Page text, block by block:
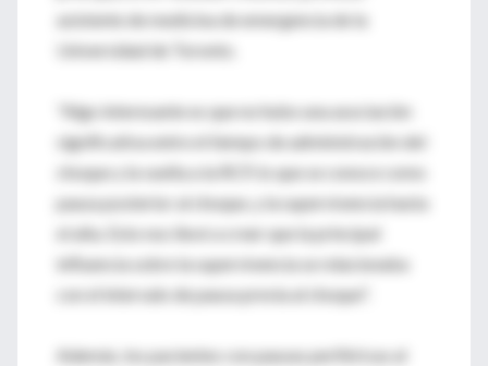
asistente de medicina de emergencia de la
Universidad de Toronto.
"Algo interesante es que no hubo una asociación
significativa entre el tiempo de administración del
choque y la vuelta a la RCP, lo que se conoce como
pausa posterior al choque, y la supervivencia hasta
el alta. Esto nos llevó a creer que la principal
influencia sobre la supervivencia se relacionaba
con el intervalo de pausa previa al choque".
Además, los pacientes con pausas periféricas al